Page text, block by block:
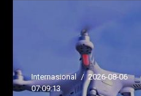
Opini / 2026-08-06 06:21:08